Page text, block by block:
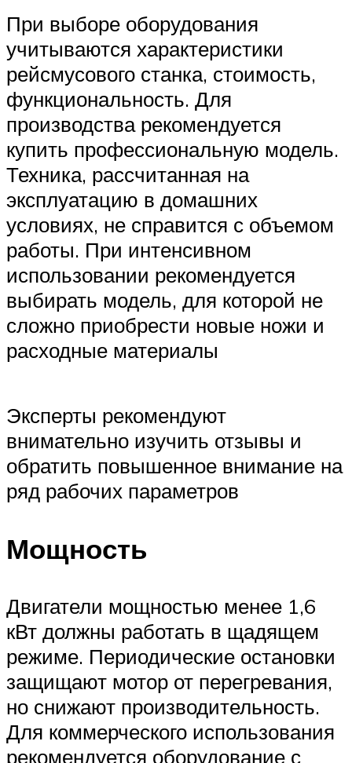
При выборе оборудования
учитываются характеристики
рейсмусового станка, стоимость,
функциональность. Для
производства рекомендуется
купить профессиональную модель.
Техника, рассчитанная на
эксплуатацию в домашних
условиях, не справится с объемом
работы. При интенсивном
использовании рекомендуется
выбирать модель, для которой не
сложно приобрести новые ножи и
расходные материалы
Эксперты рекомендуют
внимательно изучить отзывы и
обратить повышенное внимание на
ряд рабочих параметров
Мощность
Двигатели мощностью менее 1,6
кВт должны работать в щадящем
режиме. Периодические остановки
защищают мотор от перегревания,
но снижают производительность.
Для коммерческого использования
рекомендуется оборудование с